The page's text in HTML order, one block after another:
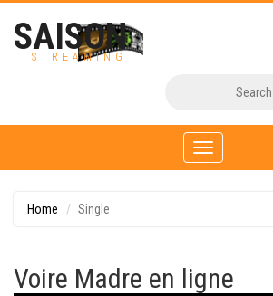
SAISON
STREAMING
Toggle
navigation
Home Single
Voire Madre en ligne